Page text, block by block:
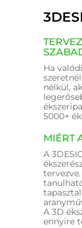
Ha
nélkül,
5000+
MIÉRT
A
A 3D
ennyire